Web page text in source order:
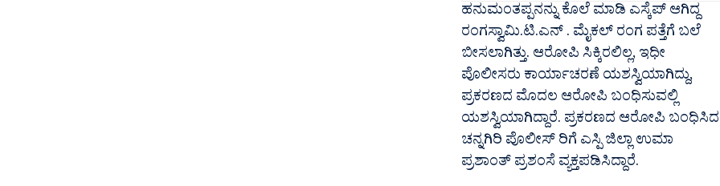
ಹನುಮಂತಪ್ಪನನ್ನು ಕೊಲೆ ಮಾಡಿ ಎಸ್ಕೆಪ್ ಆಗಿದ್ದ
ರಂಗಸ್ವಾಮಿ.ಟಿ.ಎನ್ . ಮೈಕಲ್ ರಂಗ ಪತ್ತೆಗೆ ಬಲೆ
ಬೀಸಲಾಗಿತ್ತು. ಆರೋಪಿ ಸಿಕ್ಕಿರಲಿಲ್ಲ, ಇಧೀ
ಪೊಲೀಸರು ಕಾರ್ಯಾಚರಣೆ ಯಶಸ್ವಿಯಾಗಿದ್ದು,
ಪ್ರಕರಣದ ಮೊದಲ ಆರೋಪಿ ಬಂಧಿಸುವಲ್ಲಿ
ಯಶಸ್ವಿಯಾಗಿದ್ದಾರೆ. ಪ್ರಕರಣದ ಆರೋಪಿ ಬಂಧಿಸಿದ
ಚನ್ನಗಿರಿ ಪೊಲೀಸ್ ರಿಗೆ ಎಸ್ಪಿ ಜಿಲ್ಲಾ ಉಮಾ
ಪ್ರಶಾಂತ್ ಪ್ರಶಂಸೆ ವ್ಯಕ್ತಪಡಿಸಿದ್ದಾರೆ.